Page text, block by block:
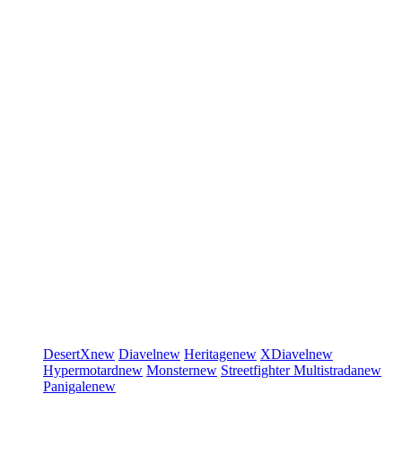
DesertXnew Diavelnew Heritagenew XDiavelnew
Hypermotardnew Monsternew StreetfighterMultistradanew
Panigalenew